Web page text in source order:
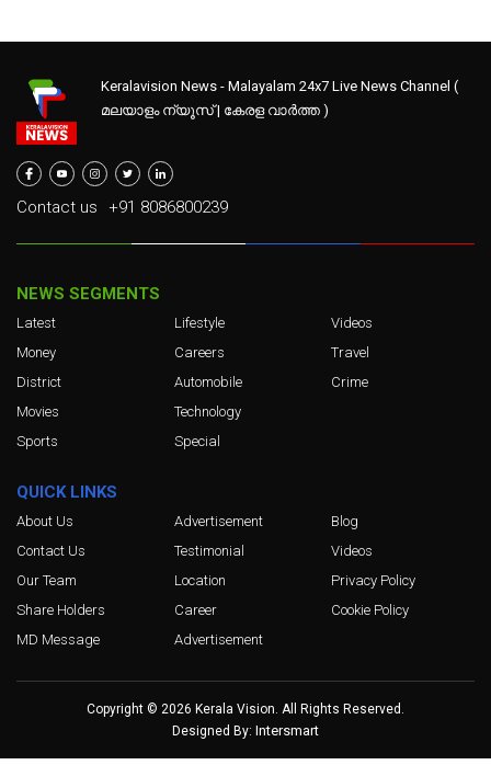
Keralavision News - Malayalam 24x7 Live News Channel (
മലയാളം ന്യൂസ് | കേരള വാർത്ത )
Contact us +91 8086800239
NEWS SEGMENTS
Latest
Money
District
Movies
Sports
Lifestyle
Careers
Automobile
Technology
Special
Videos
Travel
Crime
QUICK LINKS
About Us
Contact Us
Our Team
Share Holders
MD Message
Advertisement
Testimonial
Location
Career
Advertisement
Blog
Videos
Privacy Policy
Cookie Policy
Copyright © 2026 Kerala Vision. All Rights Reserved.
Designed By: Intersmart